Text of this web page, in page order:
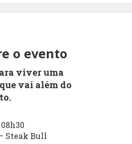
o evento
viver uma
vai além do
Steak Bull